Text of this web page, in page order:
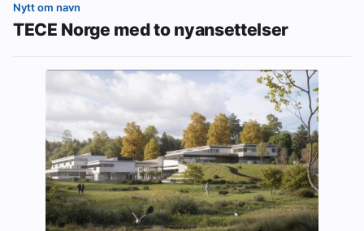
Nytt om navn
TECE Norge med to nyansettelser